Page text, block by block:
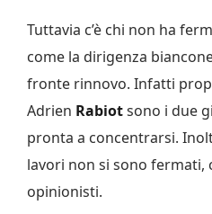
Tuttavia c’è chi non ha
come la dirigenza
fronte rinnovo. Infatti
Adrien Rabiotsono i due
pronta a concentrarsi.
lavori non si sono fermati,
opinionisti.